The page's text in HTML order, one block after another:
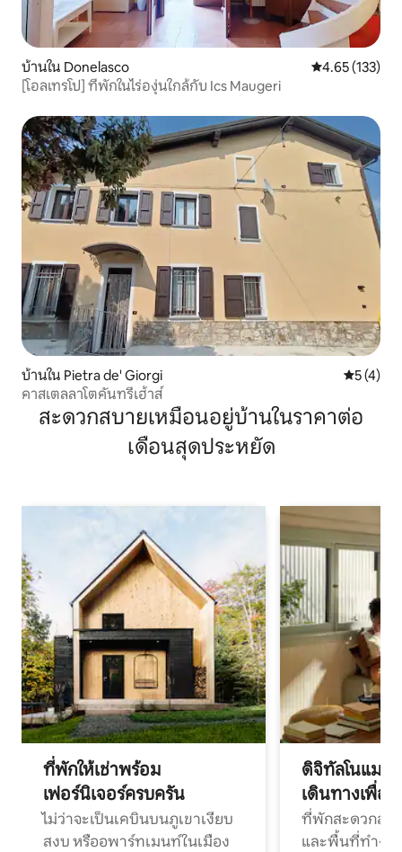
บ้านใน Donelasco คะแนนเฉลี่ย
4.65 (133)
[โอลเทรโป] ที่พักในไร่องุ่นใกล้กับ Ics Maugeri
บ้านใน Pietra de' Giorgi คะแนนเฉ
5 (4)
คาสเตลลาโตคันทรีเฮ้าส์
สะดวกสบายเหมือนอยู่บ้านในราคาต่อ
เดือนสุดประหยัด
ที่พักให้เช่าพร้อม
เฟอร์นิเจอร์ครบครัน
ไม่ว่าจะเป็นเคบินบนภูเขาเงียบ
สงบ หรืออพาร์ทเมนท์ในเมือง
ดิจิทัลโนแมด
เดินทางเพื่อ
ที่พักสะดวกสบ
และพื้นที่ทำงา